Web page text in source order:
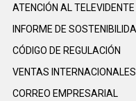
ATENCIÓN AL TELEVIDENTE
INFORME DE
CÓDIGO DE REGULACIÓN
VENTAS INTERNACIONALES
CORREO EMPRESARIAL